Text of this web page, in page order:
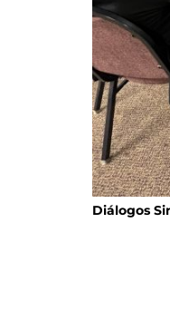
Diálogos